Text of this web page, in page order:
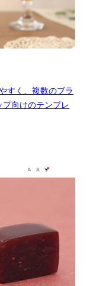
すく、複数のブラ
プ向けのテンプレ